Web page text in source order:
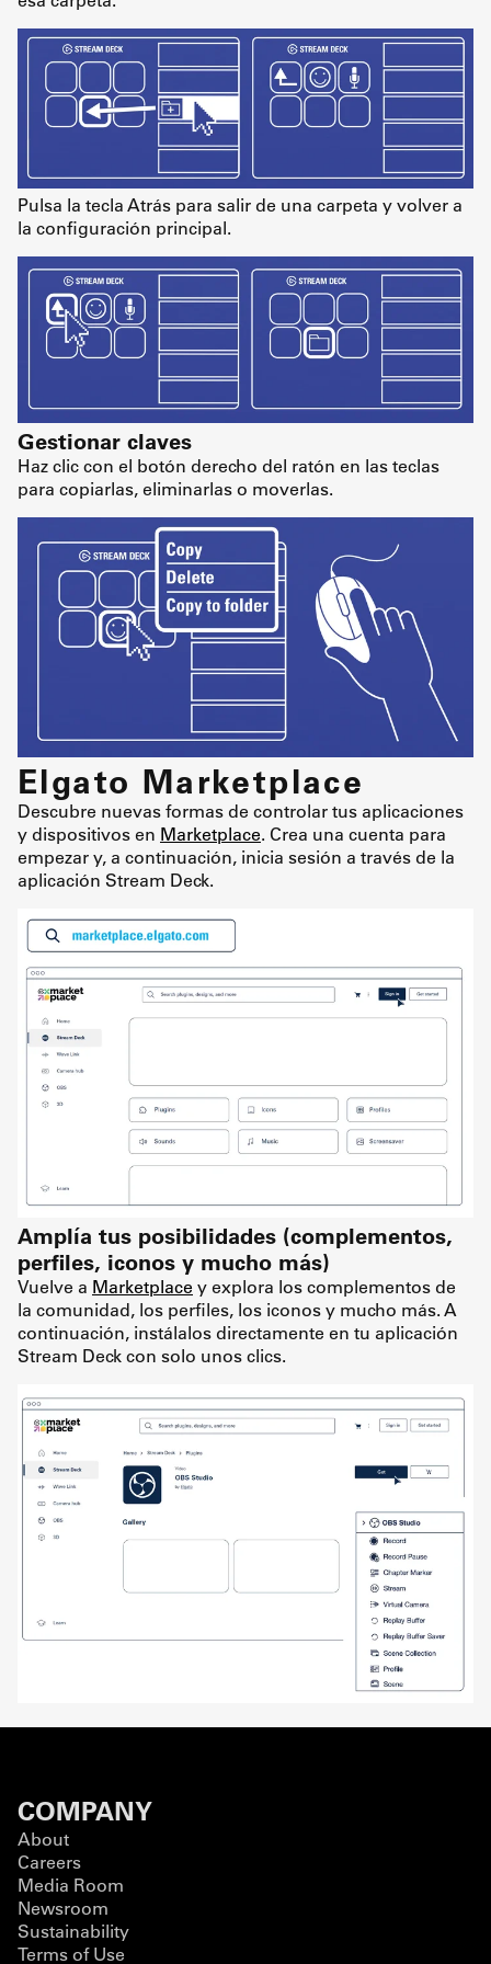
Pulsa la tecla Atrás para salir de una carpeta y volver a
la configuración principal.
Gestionar claves
Haz clic con el botón derecho del ratón en las teclas
para copiarlas, eliminarlas o moverlas.
Elgato Marketplace
Descubre nuevas formas de controlar tus aplicaciones
y dispositivos en Marketplace. Crea una cuenta para
empezar y, a continuación, inicia sesión a través de la
aplicación Stream Deck.
Amplía tus posibilidades (complementos,
perfiles, iconos y mucho más)
Vuelve a Marketplace y explora los complementos de
la comunidad, los perfiles, los iconos y mucho más. A
continuación, instálalos directamente en tu aplicación
Stream Deck con solo unos clics.
COMPANY
About
Careers
Media Room
Newsroom
Sustainability
Terms of Use